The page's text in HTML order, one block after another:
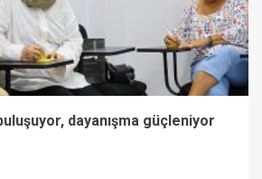
dayanışma güçleniyor